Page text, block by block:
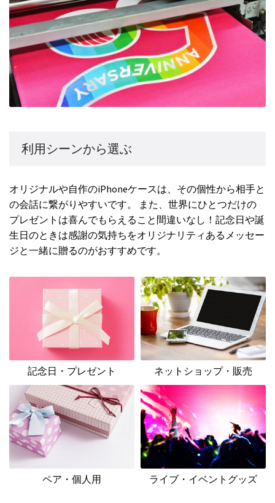
利用シーンから選ぶ
オリジナルや自作のiPhoneケースは、その個性から相手と
の会話に繋がりやすいです。 また、世界にひとつだけの
プレゼントは喜んでもらえること間違いなし！記念日や誕
生日のときは感謝の気持ちをオリジナリティあるメッセー
ジと一緒に贈るのがおすすめです。
記念日・プレゼント ネットショップ・販売
ペア・個人用 ライブ・イベントグッズ